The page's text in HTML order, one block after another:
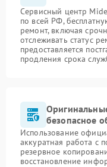
Сервисный центр
по всей РФ,
ремонт, включая
отслеживать статус
предоставляется
продления срока
безопасное
Использование
аккуратная работа с
резервное
восстановление